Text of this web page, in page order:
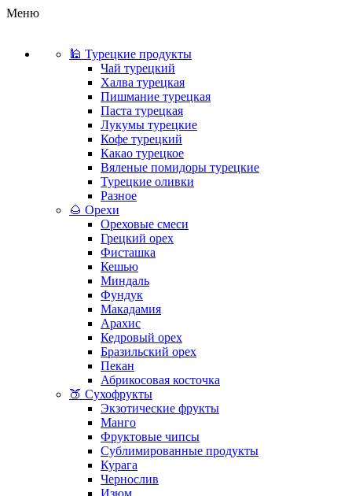
Меню
🕌 Турецкие продукты
Чай турецкий
Халва турецкая
Пишмание турецкая
Паста турецкая
Лукумы турецкие
Кофе турецкий
Какао турецкое
Вяленые помидоры турецкие
Турецкие оливки
Разное
🌰 Орехи
Ореховые смеси
Грецкий орех
Фисташка
Кешью
Миндаль
Фундук
Макадамия
Арахис
Кедровый орех
Бразильский орех
Пекан
Абрикосовая косточка
🍑 Сухофрукты
Экзотические фрукты
Манго
Фруктовые чипсы
Сублимированные продукты
Курага
Чернослив
Изюм